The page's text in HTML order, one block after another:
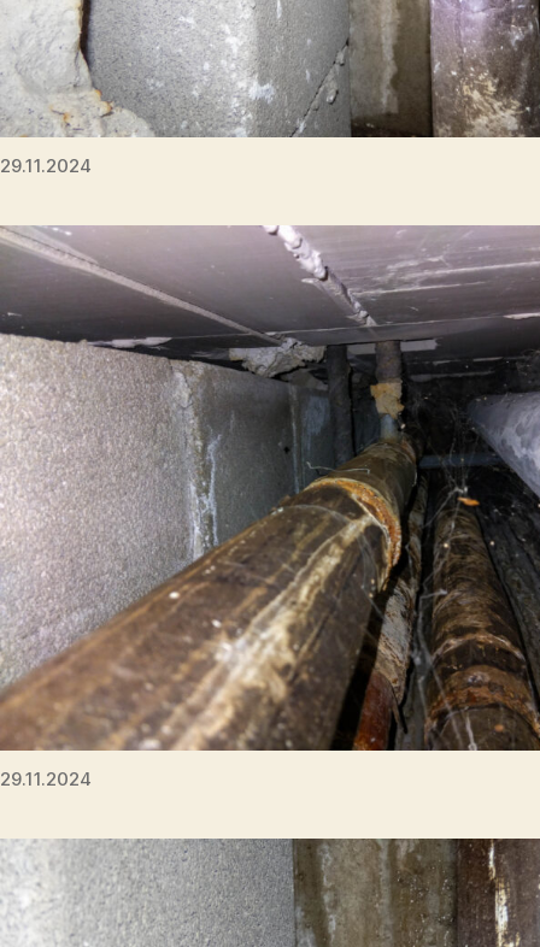
29.11.2024
29.11.2024